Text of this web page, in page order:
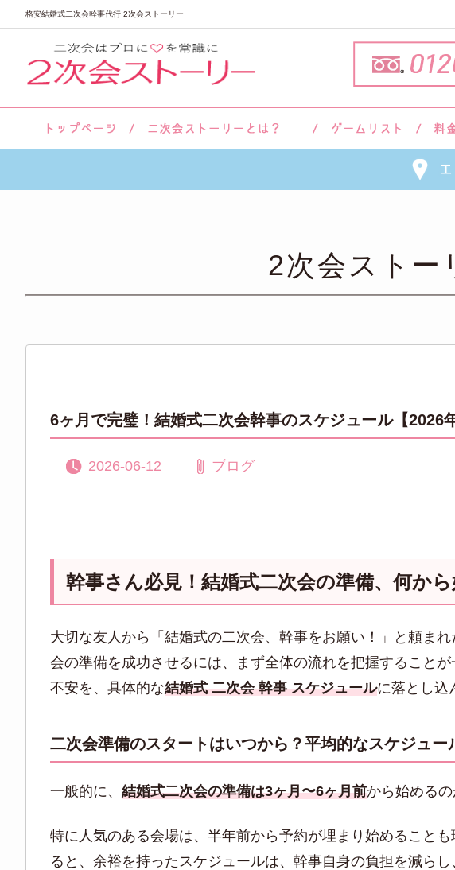
格安結婚式二次会幹事代行 2次会ストーリー
2次会ストー
6ヶ月で完璧！結婚式二次会幹事のスケジュール【2026
2026-06-12 ブログ
幹事さん必見！結婚式二次会の準備、何か
大切な友人から「結婚式の二次会、幹事をお願い！」と頼ま
会の準備を成功させるには、まず全体の流れを把握すること
不安を、具体的な結婚式 二次会 幹事 スケジュールに落とし込
二次会準備のスタートはいつから？平均的なスケジュー
一般的に、 結婚式二次会の準備は3ヶ月〜6ヶ月前から始めるの
特に人気のある会場は、半年前から予約が埋まり始めること
ると、余裕を持ったスケジュールは、幹事自身の負担を減ら